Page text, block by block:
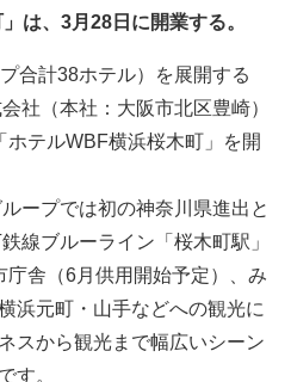
は、3月28日に開業する。
合計38ホテル）を展開する
社（本社：大阪市北区豊崎）
テルWBF横浜桜木町」を開
ープでは初の神奈川県進出と
線ブルーライン「桜木町駅」
庁舎（6月供用開始予定）、み
浜元町・山手などへの観光に
スから観光まで幅広いシーン
す。